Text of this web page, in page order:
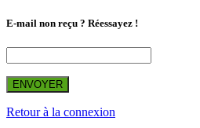
E-mail non reçu ? Réessayez !
ENVOYER
Retour à la connexion